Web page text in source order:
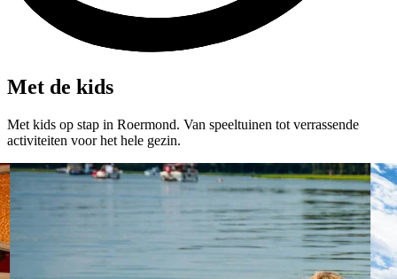
Met de kids
Met kids op stap in Roermond. Van speeltuinen tot verrassende
activiteiten voor het hele gezin.